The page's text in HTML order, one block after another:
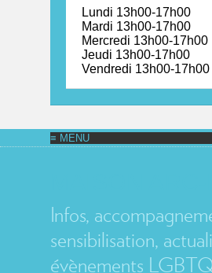
Lundi 13h00-17h00
Mardi 13h00-17h00
Mercredi 13h00-17h00
Jeudi 13h00-17h00
Vendredi 13h00-17h00
Infos,
sensibilisation,
évènements